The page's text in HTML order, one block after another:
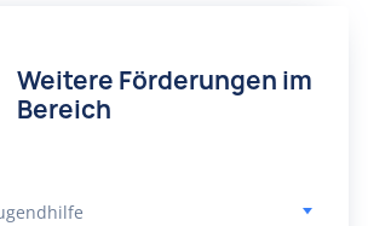
Weitere Förderungen im
Bereich